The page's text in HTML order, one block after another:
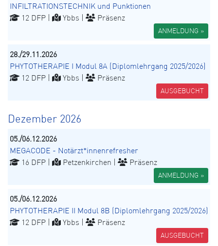
INFILTRATIONSTECHNIK und Punktionen
12 DFP |
Ybbs | Präsenz
ANMELDUNG »
28./29.11.2026
PHYTOTHERAPIE I Modul 8A (Diplomlehrgang 2025/2026)
12 DFP |
Ybbs | Präsenz
AUSGEBUCHT
Dezember 2026
05./06.12.2026
MEGACODE - Notärzt*innenrefresher
16 DFP |
Petzenkirchen | Präsenz
ANMELDUNG »
05./06.12.2026
PHYTOTHERAPIE II Modul 8B (Diplomlehrgang 2025/2026)
12 DFP |
Ybbs | Präsenz
AUSGEBUCHT